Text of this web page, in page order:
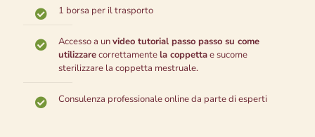
1 borsa per il trasporto
Accesso a unvideo tutorial passo passo su come
utilizzarecorrettamentela coppettae sucome
sterilizzare la coppetta mestruale.
Consulenza professionale onlineda parte di esperti